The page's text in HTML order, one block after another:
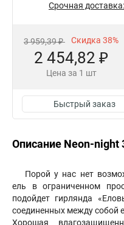
Срочная доставка:
3 959,39 ₽ Скидка 38%
2 454,82 ₽
Цена за 1 шт
Быстрый заказ
Описание Neon-night
Порой у нас нет
ель в ограниченном
подойдет гирлянда
соединенных между собой
Хорошая